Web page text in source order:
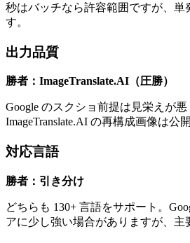
秒はバッチなら許容範囲ですが、単
す。
出力品質
勝者：ImageTranslate.AI（圧勝）
Google のスクショ前提は見栄えが悪
ImageTranslate.AI の再構成画像は公
対応言語
勝者：引き分け
どちらも 130+ 言語をサポート。
アに少し強い場合がありますが、主